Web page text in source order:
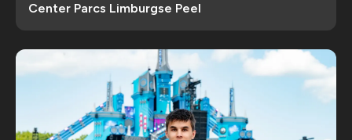
Center Parcs Limburgse Peel